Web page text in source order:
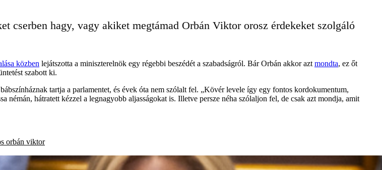
cserben hagy, vagy akiket megtámad Orbán Viktor orosz érdekeket szolgáló
közben lejátszotta a miniszterelnök egy régebbi beszédét a szabadságról. Bár Orbán akkor azt mondta, ez őt
szabott ki.
tartja a parlamentet, és évek óta nem szólalt fel. „Kövér levele így egy fontos kordokumentum,
hátratett kézzel a legnagyobb aljasságokat is. Illetve persze néha szólaljon fel, de csak azt mondja, amit
orbán viktor